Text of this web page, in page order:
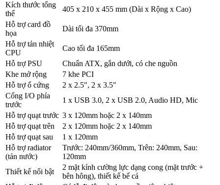
Kích thước tổng
thể
405 x 210 x 455 mm (Dài x Rộng x Cao)
Hỗ trợ card đồ
họa
Dài tối đa 370mm
Hỗ trợ tản nhiệt
CPU
Cao tối đa 165mm
Hỗ trợ PSU
Chuẩn ATX, gắn dưới, có che nguồn
Khe mở rộng
7 khe PCI
Hỗ trợ ổ cứng
2 x 2.5", 2 x 3.5"
Cổng I/O phía
trước
1 x USB 3.0, 2 x USB 2.0, Audio HD, Mic
Hỗ trợ quạt trước 3 x 120mm hoặc 2 x 140mm
Hỗ trợ quạt trên
2 x 120mm hoặc 2 x 140mm
Hỗ trợ quạt sau
1 x 120mm
Hỗ trợ radiator
(tản nước)
Trước: 240mm/360mm, Trên: 240mm, Sau:
120mm
Thiết kế nổi bật
2 mặt kính cường lực dạng cong (mặt trước +
bên hông), thiết kế bể cá